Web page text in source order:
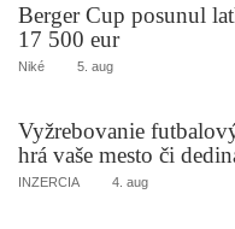
Berger Cup posunul
17 500 eur
Niké 5. aug
Vyžrebovanie
hrá vaše mesto či
INZERCIA 4. aug